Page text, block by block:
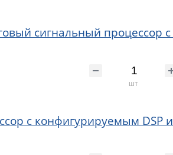
сигнальный процессор
шт
с конфигурируемым DSP